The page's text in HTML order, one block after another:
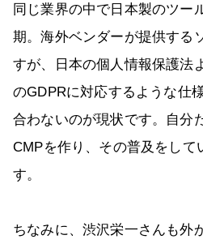
同じ業界の中で日本製のツー
期。海外ベンダーが提供する
すが、日本の個人情報保護法
のGDPRに対応するような仕
合わないのが現状です。自分
CMPを作り、その普及をして
す。
ちなみに、渋沢栄一さんも外